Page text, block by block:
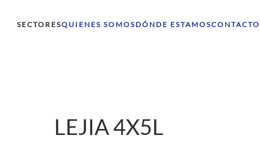
SECTORESQUIENES SOMOSDÓNDE ESTAMOSCONTACTO
LEJIA 4X5L